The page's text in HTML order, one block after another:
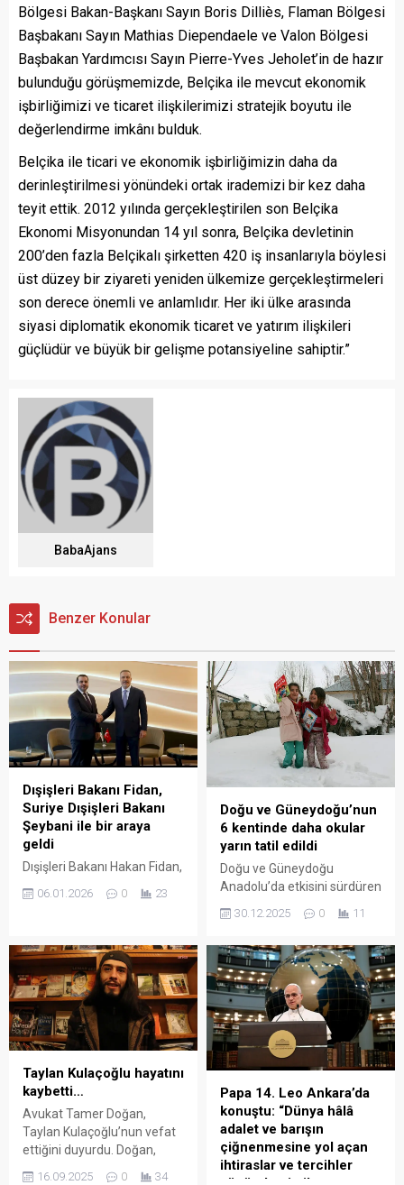
Bölgesi Bakan-Başkanı Sayın Boris Dilliès, Flaman Bölgesi
Başbakanı Sayın Mathias Diependaele ve Valon Bölgesi
Başbakan Yardımcısı Sayın Pierre-Yves Jeholet’in de hazır
bulunduğu görüşmemizde, Belçika ile mevcut ekonomik
işbirliğimizi ve ticaret ilişkilerimizi stratejik boyutu ile
değerlendirme imkânı bulduk.
Belçika ile ticari ve ekonomik işbirliğimizin daha da
derinleştirilmesi yönündeki ortak irademizi bir kez daha
teyit ettik. 2012 yılında gerçekleştirilen son Belçika
Ekonomi Misyonundan 14 yıl sonra, Belçika devletinin
200’den fazla Belçikalı şirketten 420 iş insanlarıyla böylesi
üst düzey bir ziyareti yeniden ülkemize gerçekleştirmeleri
son derece önemli ve anlamlıdır. Her iki ülke arasında
siyasi diplomatik ekonomik ticaret ve yatırım ilişkileri
güçlüdür ve büyük bir gelişme potansiyeline sahiptir.”
BabaAjans
Benzer Konular
Dışişleri Bakanı Fidan,
Suriye Dışişleri Bakanı
Şeybani ile bir araya
geldi
Dışişleri Bakanı Hakan Fidan,
Bakanı Esad Hasan Şeybani
Konulu Gönüllüler
Koalisyonu toplantısı
kapsamında bulunduğu
Paris’te Suriye Dışişleri
Bakanı Esad Hasan Şeybani
ile bir araya geldi.
06.01.2026 0 23
Doğu ve Güneydoğu’nun
6 kentinde daha okular
yarın tatil edildi
Doğu ve Güneydoğu
Anadolu’da etkisini sürdüren
Hakkari, Van, Gaziantep,
okullar 31 Aralık günü tatil
edildi. Tunceli, Şırnak,
Şanlıurfa ve Mardin’de de
Valilikler tatil kararını
duyurmuştu. Olumsuz hava
şartlarının etkisini
sürdürdüğü Doğu ve
Güneydoğu Anadolu
bölgesinde eğitimde
aksamalara neden oldu. Kar
yağışı...
30.12.2025 0 11
Taylan Kulaçoğlu hayatını
kaybetti…
Avukat Tamer Doğan,
Taylan Kulaçoğlu’nun vefat
ettiğini duyurdu. Doğan,
16.09.2025 0 34
Papa 14. Leo Ankara’da
konuştu: “Dünya hâlâ
adalet ve barışın
çiğnenmesine yol açan
ihtiraslar ve tercihler